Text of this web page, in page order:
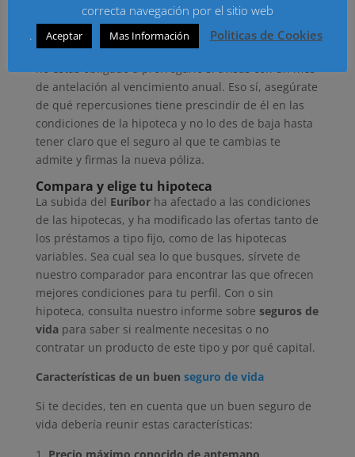
Si ya tienes una hipoteca y vinculado a ella un
seguro de vida anual renovable, revisa sus
condiciones y recuerda que si no son interesantes,
no estás obligado a prorrogarlo si avisas con un mes
de antelación al vencimiento anual. Eso sí, asegúrate
de qué repercusiones tiene prescindir de él en las
condiciones de la hipoteca y no lo des de baja hasta
tener claro que el seguro al que te cambias te
admite y firmas la nueva póliza.
Compara y elige tu hipoteca
La subida del Euríborha afectado a las condiciones
de las hipotecas, y ha modificado las ofertas tanto de
los préstamos a tipo fijo, como de las hipotecas
variables. Sea cual sea lo que busques, sírvete de
nuestro comparador para encontrar las que ofrecen
mejores condiciones para tu perfil. Con o sin
hipoteca, consulta nuestro informe sobre seguros de
vidapara saber si realmente necesitas o no
contratar un producto de este tipo y por qué capital.
Características de un buen seguro de vida
Si te decides, ten en cuenta que un buen seguro de
vida debería reunir estas características:
correcta navegación por el sitio web
.
Aceptar Mas Información Politicas de Cookies